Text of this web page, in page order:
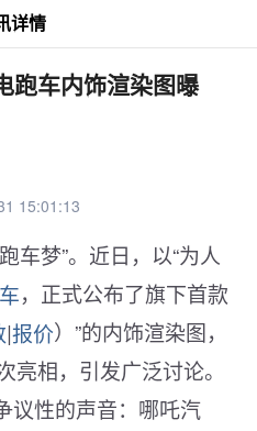
详情
跑车内饰渲染图曝
15:01:13
车梦”。近日，以“为人
，正式公布了旗下首款
|报价）”的内饰渲染图，
相，引发广泛讨论。
议性的声音：哪吒汽